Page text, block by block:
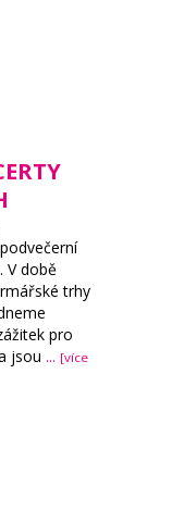
V době
trhy
pro
jsou ... [více